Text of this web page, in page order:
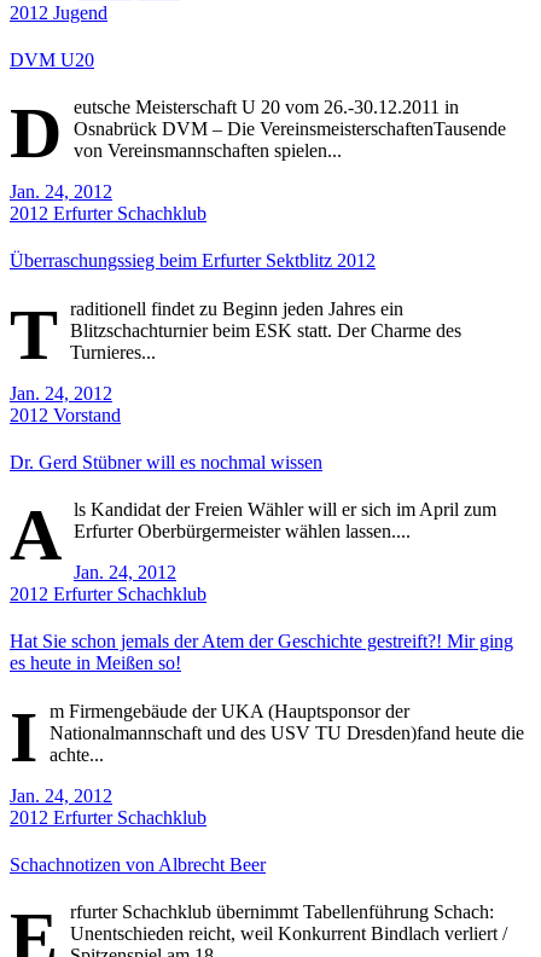
2012 Jugend
DVM U20
D
eutsche Meisterschaft U 20 vom 26.-30.12.2011 in
Osnabrück DVM – Die VereinsmeisterschaftenTausende
von Vereinsmannschaften spielen...
Jan. 24, 2012
2012 Erfurter Schachklub
Überraschungssieg beim Erfurter Sektblitz 2012
T raditionell findet zu Beginn jeden Jahres ein
Blitzschachturnier beim ESK statt. Der Charme des
Turnieres...
Jan. 24, 2012
2012 Vorstand
Dr. Gerd Stübner will es nochmal wissen
A ls Kandidat der Freien Wähler will er sich im April zum
Erfurter Oberbürgermeister wählen lassen....
Jan. 24, 2012
2012 Erfurter Schachklub
Hat Sie schon jemals der Atem der Geschichte gestreift?! Mir ging
es heute in Meißen so!
I
m Firmengebäude der UKA (Hauptsponsor der
Nationalmannschaft und des USV TU Dresden)fand heute die
achte...
Jan. 24, 2012
2012 Erfurter Schachklub
Schachnotizen von Albrecht Beer
E
rfurter Schachklub übernimmt Tabellenführung Schach:
Unentschieden reicht, weil Konkurrent Bindlach verliert /